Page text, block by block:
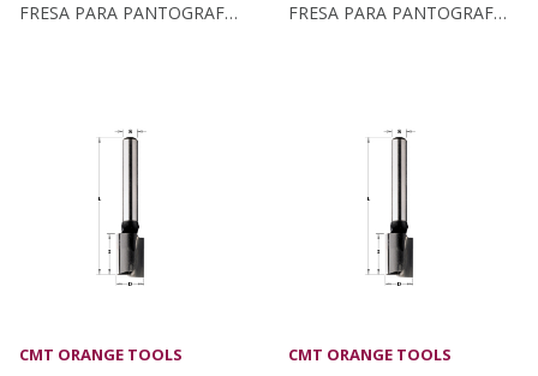
FRESA PARA PANTOGRAFO Z2+1 HW D:16X40 S:8 DX
FRESA PARA PANTOGRAFO Z2+1 HW D:18X20 S:8 DX
CMT ORANGE TOOLS CMT ORANGE TOOLS